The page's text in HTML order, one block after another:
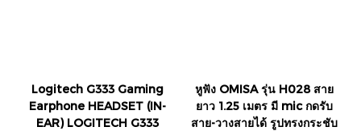
Logitech G333 Gaming
Earphone HEADSET (IN-
EAR) LOGITECH G333
หูฟัง OMISA รุ่น H028 สาย
ยาว 1.25 เมตร มี mic กดรับ
สาย-วางสายได้ รูปทรงกระชับ